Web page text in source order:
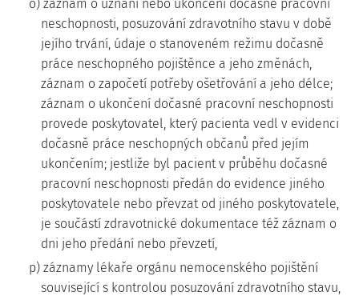
o) záznam o uznání nebo ukončení dočasné pracovní
neschopnosti, posuzování zdravotního stavu v době
jejího trvání, údaje o stanoveném režimu dočasně
práce neschopného pojištěnce a jeho změnách,
záznam o započetí potřeby ošetřování a jeho délce;
záznam o ukončení dočasné pracovní neschopnosti
provede poskytovatel, který pacienta vedl v evidenci
dočasně práce neschopných občanů před jejím
ukončením; jestliže byl pacient v průběhu dočasné
pracovní neschopnosti předán do evidence jiného
poskytovatele nebo převzat od jiného poskytovatele,
je součástí zdravotnické dokumentace též záznam o
dni jeho předání nebo převzetí,
p) záznamy lékaře orgánu nemocenského pojištění
související s kontrolou posuzování zdravotního stavu,